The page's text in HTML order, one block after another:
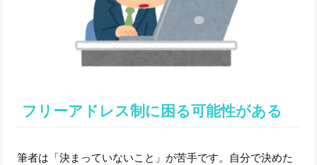
フリーアドレス制に困る可能性がある
筆者は「決まっていないこと」が苦手です。自分で決めた